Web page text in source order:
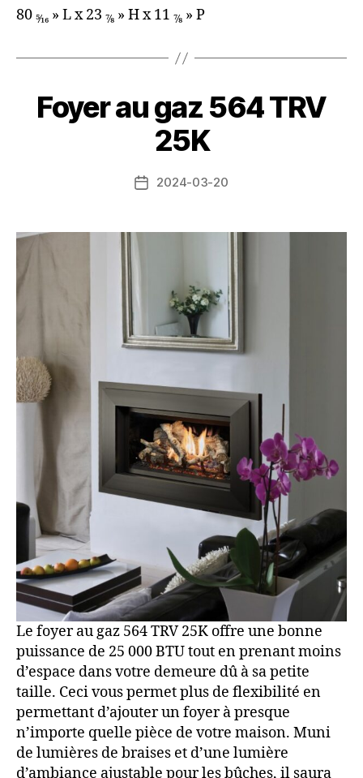
80 5⁄16 » L x 23 7⁄8 » H x 11 7⁄8 » P
Foyer au gaz 564 TRV
25K
2024-03-20
Le foyer au gaz 564 TRV 25K offre une bonne
puissance de 25 000 BTU tout en prenant moins
d’espace dans votre demeure dû à sa petite
taille. Ceci vous permet plus de flexibilité en
permettant d’ajouter un foyer à presque
n’importe quelle pièce de votre maison. Muni
de lumières de braises et d’une lumière
d’ambiance ajustable pour les bûches, il saura